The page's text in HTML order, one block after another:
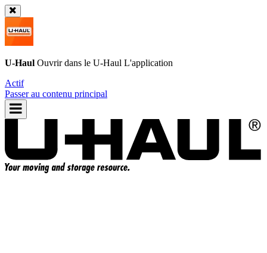
U-Haul Ouvrir dans le U-Haul L'application
Actif
Passer au contenu principal